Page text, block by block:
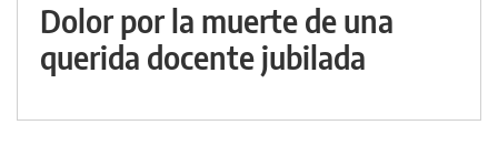
Dolor por la muerte de una
querida docente jubilada